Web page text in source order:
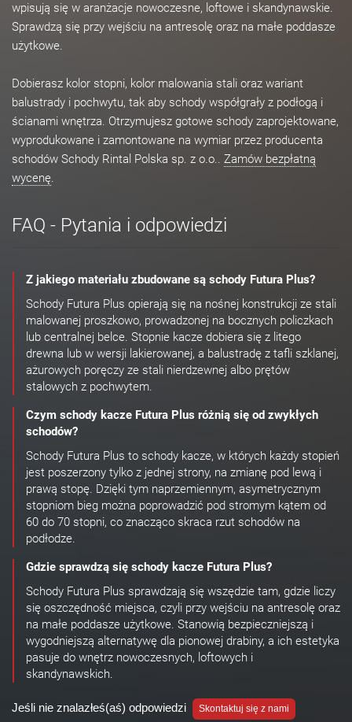
wpisują się w aranżacje nowoczesne, loftowe i skandynawskie.
Sprawdzą się przy wejściu na antresolę oraz na małe poddasze
użytkowe.
Dobierasz kolor stopni, kolor malowania stali oraz wariant
balustrady i pochwytu, tak aby schody współgrały z podłogą i
ścianami wnętrza. Otrzymujesz gotowe schody zaprojektowane,
wyprodukowane i zamontowane na wymiar przez producenta
schodów Schody Rintal Polska sp. z o.o.. Zamów bezpłatną
wycenę.
FAQ - Pytania i odpowiedzi
Z jakiego materiału zbudowane są schody Futura Plus?
Schody Futura Plus opierają się na nośnej konstrukcji ze stali
malowanej proszkowo, prowadzonej na bocznych policzkach
lub centralnej belce. Stopnie kacze dobiera się z litego
drewna lub w wersji lakierowanej, a balustradę z tafli szklanej,
ażurowych poręczy ze stali nierdzewnej albo prętów
stalowych z pochwytem.
Czym schody kacze Futura Plus różnią się od zwykłych
schodów?
Schody Futura Plus to schody kacze, w których każdy stopień
jest poszerzony tylko z jednej strony, na zmianę pod lewą i
prawą stopę. Dzięki tym naprzemiennym, asymetrycznym
stopniom bieg można poprowadzić pod stromym kątem od
60 do 70 stopni, co znacząco skraca rzut schodów na
podłodze.
Gdzie sprawdzą się schody kacze Futura Plus?
Schody Futura Plus sprawdzają się wszędzie tam, gdzie liczy
się oszczędność miejsca, czyli przy wejściu na antresolę oraz
na małe poddasze użytkowe. Stanowią bezpieczniejszą i
wygodniejszą alternatywę dla pionowej drabiny, a ich estetyka
pasuje do wnętrz nowoczesnych, loftowych i
skandynawskich.
Jeśli nie znalazłeś(aś) odpowiedzi Skontaktuj się z nami